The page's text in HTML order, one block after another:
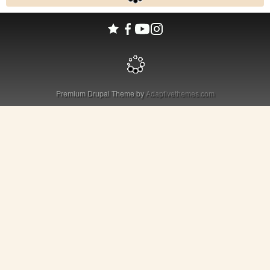
Premium Drupal Theme byAdaptivethemes.com